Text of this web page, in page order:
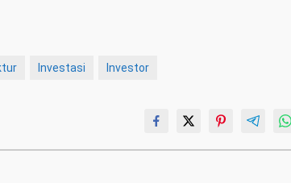
Investasi Investor